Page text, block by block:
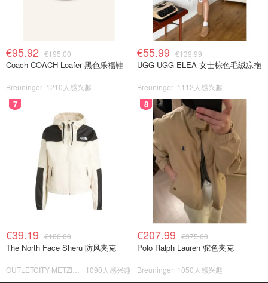
€95.92 €195.00
Coach COACH Loafer 黑色乐福鞋
Breuninger 1210人感兴趣
€55.99 €139.99
UGG UGG ELEA 女士棕色毛绒凉拖
Breuninger 1112人感兴趣
7
€39.19 €100.00
The North Face Sheru 防风夹克
1090人感兴趣
8
€207.99 €375.00
Polo Ralph Lauren 驼色夹克
Breuninger 1050人感兴趣